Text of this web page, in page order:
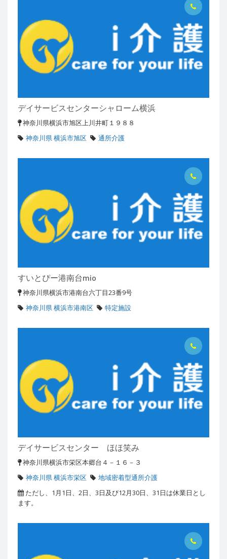
デイサービスセンターシャローム横浜
神奈川県横浜市旭区上川井町１９８８
神奈川県 横浜市旭区
通所介護
すいとぴー港南台mio
神奈川県横浜市港南台六丁目23番9号
神奈川県 横浜市港南区
特定施設
デイサービスセンター ほほ笑み
神奈川県横浜市栄区本郷台４－１６－３
神奈川県 横浜市栄区
地域密着型通所介護
ただし、1月1日、2日、3日及び12月30日、31日は休業日とし
ます。